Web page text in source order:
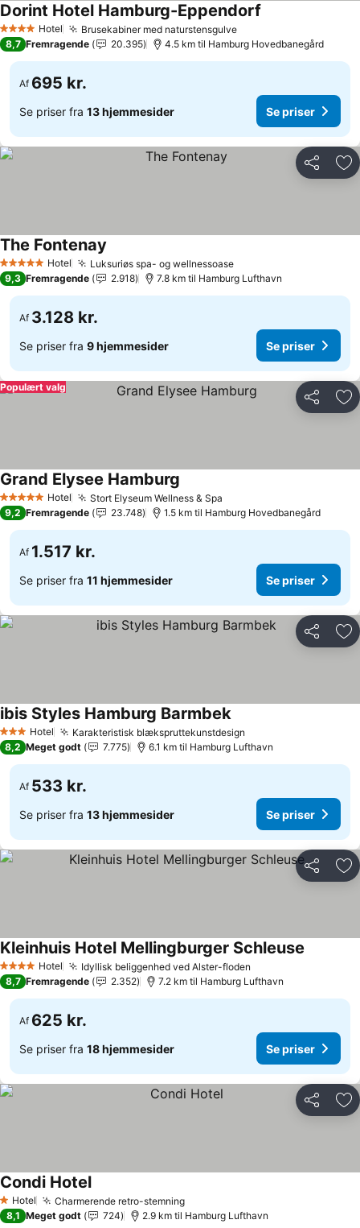
4 StjernerHotel Brusekabiner med naturstensgulve
Dorint Hotel Hamburg-Eppendorf
8,7 Fremragende 20.395 4.5 km til Hamburg Hovedbanegård
Af 695 kr.
Se priser fra 13 hjemmesider Se priser
Del
5 Stjerner Hotel Luksuriøs spa- og wellnessoase
The Fontenay
9,3 Fremragende 2.918 7.8 km til Hamburg Lufthavn
Af 3.128 kr.
Se priser fra 9 hjemmesider Se priser
Del
Populært valg
5 Stjerner Hotel Stort Elyseum Wellness & Spa
Grand Elysee Hamburg
9,2 Fremragende 23.748 1.5 km til Hamburg Hovedbanegård
Af 1.517 kr.
Se priser fra 11 hjemmesider Se priser
Del
3 StjernerHotel Karakteristisk blækspruttekunstdesign
ibis Styles Hamburg Barmbek
8,2 Meget godt 7.775 6.1 km til Hamburg Lufthavn
Af 533 kr.
Se priser fra 13 hjemmesider Se priser
Del
4 StjernerHotel Idyllisk beliggenhed ved Alster-floden
Kleinhuis Hotel Mellingburger Schleuse
8,7 Fremragende 2.352 7.2 km til Hamburg Lufthavn
Af 625 kr.
Se priser fra 18 hjemmesider Se priser
Del
1 Stjerner
Hotel Charmerende retro-stemning
Condi Hotel
8,1 Meget godt 724 2.9 km til Hamburg Lufthavn